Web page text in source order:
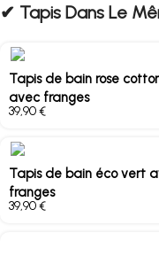
✔︎ Tapis Dans Le
Tapis de bain rose
avec franges
€
Tapis de bain éco vert
franges
€